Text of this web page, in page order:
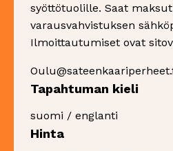
syöttötuolille. Saat
varausvahvistuksen
Ilmoittautumiset ovat
Tapahtuman kieli
suomi / englanti
Hinta